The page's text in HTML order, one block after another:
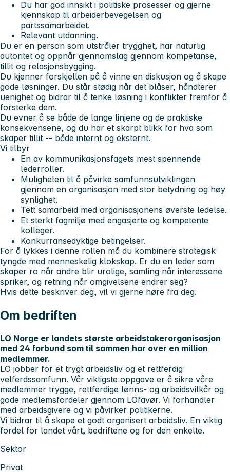
Du har god innsikt i politiske prosesser og gjerne
kjennskap til arbeiderbevegelsen og
partssamarbeidet.
Relevant utdanning.
Du er en person som utstråler trygghet, har naturlig
autoritet og oppnår gjennomslag gjennom kompetanse,
tillit og relasjonsbygging.
Du kjenner forskjellen på å vinne en diskusjon og å skape
gode løsninger. Du står stødig når det blåser, håndterer
uenighet og bidrar til å tenke løsning i konflikter fremfor å
forsterke dem.
Du evner å se både de lange linjene og de praktiske
konsekvensene, og du har et skarpt blikk for hva som
skaper tillit -- både internt og eksternt.
Vi tilbyr
En av kommunikasjonsfagets mest spennende
lederroller.
Muligheten til å påvirke samfunnsutviklingen
gjennom en organisasjon med stor betydning og høy
synlighet.
Tett samarbeid med organisasjonens øverste ledelse.
Et sterkt fagmiljø med engasjerte og kompetente
kolleger.
Konkurransedyktige betingelser.
For å lykkes i denne rollen må du kombinere strategisk
tyngde med menneskelig klokskap. Er du en leder som
skaper ro når andre blir urolige, samling når interessene
spriker, og retning når omgivelsene endrer seg?
Hvis dette beskriver deg, vil vi gjerne høre fra deg.
Om bedriften
LO Norge er landets største arbeidstakerorganisasjon
med 24 forbund som til sammen har over en million
medlemmer.
LO jobber for et trygt arbeidsliv og et rettferdig
velferdssamfunn. Vår viktigste oppgave er å sikre våre
medlemmer trygge, rettferdige lønns- og arbeidsvilkår og
gode medlemsfordeler gjennom LOfavør. Vi forhandler
med arbeidsgivere og vi påvirker politikerne.
Vi bidrar til å skape et godt organisert arbeidsliv. En viktig
fordel for landet vårt, bedriftene og for den enkelte.
Sektor
Privat